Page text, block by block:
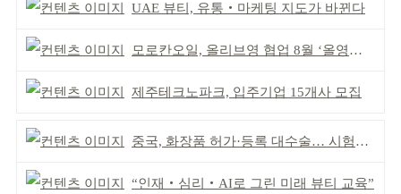
UAE 뷰티, 유통‧마케팅 지도가 바뀐다
모로칸오일, 올리브영 협업 8월 ‘올영픽’ 선정
제주테크노파크, 입주기업 15개사 모집
중국, 화장품 허가·등록 대수술… 시험자료 공용 허용
“인재‧심리‧AI로 그린 미래 뷰티 교육”